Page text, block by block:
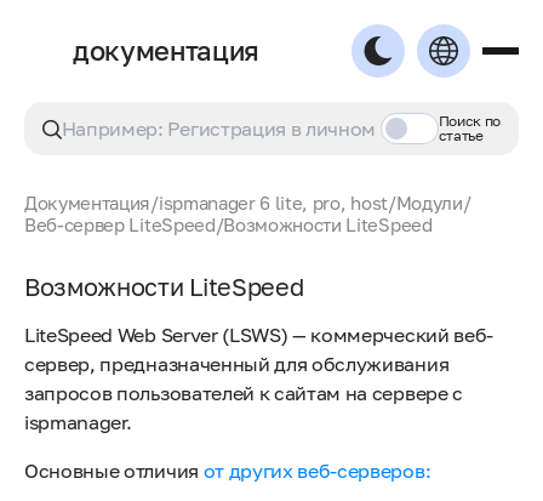
документация
Поиск по
статье
Документация/ispmanager 6 lite, pro, host/Модули/
Веб-сервер LiteSpeed/Возможности LiteSpeed
Возможности LiteSpeed
LiteSpeed Web Server (LSWS) — коммерческий веб-
сервер, предназначенный для обслуживания
запросов пользователей к сайтам на сервере с
ispmanager.
Основные отличия от других веб-серверов: